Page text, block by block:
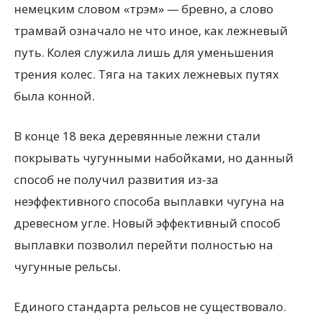
немецким словом «трэм» — бревно, а слово
трамвай означало не что иное, как лежневый
путь. Колея служила лишь для уменьшения
трения колес. Тяга на таких лежневых путях
была конной.
В конце 18 века деревянные лежни стали
покрывать чугунными набойками, но данный
способ не получил развития из-за
неэффективного способа выплавки чугуна на
древесном угле. Новый эффективный способ
выплавки позволил перейти полностью на
чугунные рельсы.
Единого стандарта рельсов не существовало.